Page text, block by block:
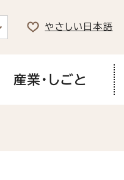
やさしい日本語
産業・しごと